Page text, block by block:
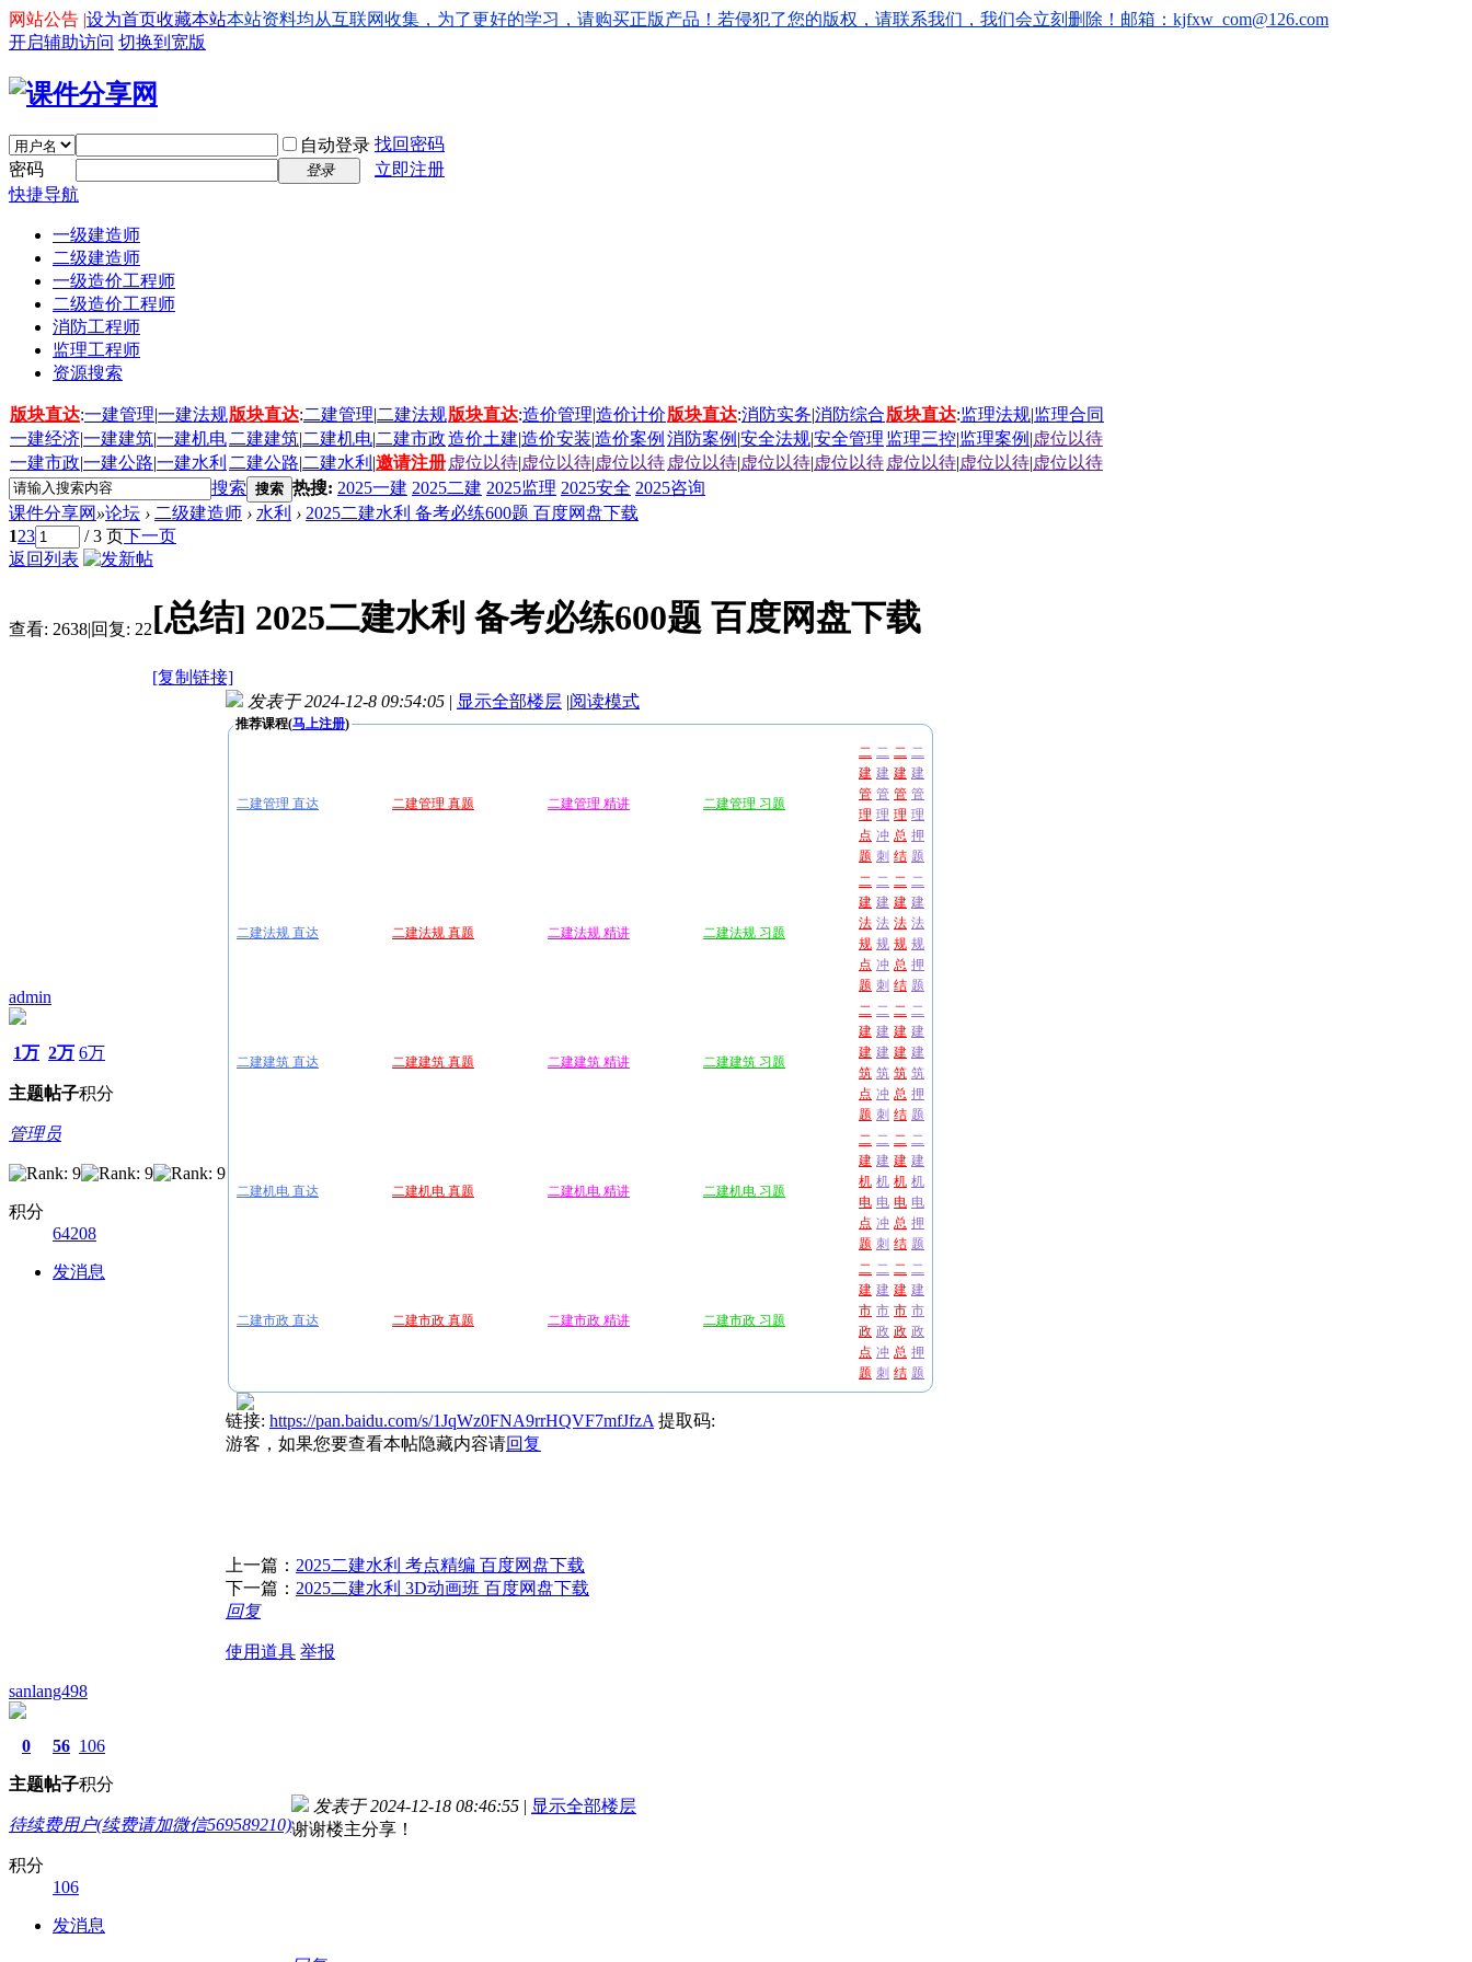
设为首页收藏本站
网站公告 |
本站资料均从互联网收集，为了更好的学习，请购买正版产品！若侵犯了您的版权，请联系我们，我们会立刻删除！邮箱：kjfxw_com@126.com
开启辅助访问 切换到宽版
自动登录 找回密码
密码
登录
立即注册
快捷导航
一级建造师
二级建造师
一级造价工程师
二级造价工程师
消防工程师
监理工程师
资源搜索
版块直达:一建管理|一建法规版块直达:二建管理|二建法规版块直达:造价管理|造价计价版块直达:消防实务|消防综合版块直达:监理法规|监理合同
一建经济|一建建筑|一建机电 二建建筑|二建机电|二建市政造价土建|造价安装|造价案例 消防案例 |安全法规|安全管理 监理三控|监理案例 |虚位以待
一建市政|一建公路|一建水利 二建公路|二建水利 |邀请注册 虚位以待|虚位以待|虚位以待 虚位以待|虚位以待|虚位以待 虚位以待|虚位以待|虚位以待
搜索 搜索 热搜: 2025一建 2025二建 2025监理 2025安全 2025咨询
课件分享网 »论坛 › 二级建造师 › 水利 › 2025二建水利 备考必练600题 百度网盘下载
123 / 3 页下一页
返回列表
查看: 2638|回复: 22[总结] 2025二建水利 备考必练600题 百度网盘下载
[复制链接]
admin
1万
主题
2万
帖子
6万
积分
管理员
积分
64208
发消息
发表于 2024-12-8 09:54:05 | 显示全部楼层 |阅读模式
推荐课程(马上注册)
二建管理 直达 二建管理 真题 二建管理 精讲 二建管理 习题
二
建
管
理
点
题
二
建
管
理
冲
刺
二
建
管
理
总
结
二
建
管
理
押
题
二建法规 直达 二建法规 真题 二建法规 精讲 二建法规 习题
二
建
法
规
点
题
二
建
法
规
冲
刺
二
建
法
规
总
结
二
建
法
规
押
题
二建建筑 直达 二建建筑 真题 二建建筑 精讲 二建建筑 习题
二
建
建
筑
点
题
二
建
建
筑
冲
刺
二
建
建
筑
总
结
二
建
建
筑
押
题
二建机电 直达 二建机电 真题 二建机电 精讲 二建机电 习题
二
建
机
电
点
题
二
建
机
电
冲
刺
二
建
机
电
总
结
二
建
机
电
押
题
二建市政 直达 二建市政 真题 二建市政 精讲 二建市政 习题
二
建
市
政
点
题
二
建
市
政
冲
刺
二
建
市
政
总
结
二
建
市
政
押
题
链接: https://pan.baidu.com/s/1JqWz0FNA9rrHQVF7mfJfzA 提取码:
游客，如果您要查看本帖隐藏内容请回复
上一篇： 2025二建水利 考点精编 百度网盘下载
下一篇： 2025二建水利 3D动画班 百度网盘下载
回复
使用道具 举报
sanlang498
0
主题
56
帖子
106
积分
待续费用户(续费请加微信569589210)
积分
106
发消息
发表于 2024-12-18 08:46:55 | 显示全部楼层
谢谢楼主分享！